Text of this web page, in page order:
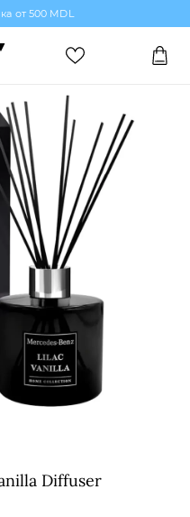
от 500 MDL
RO
Diffuser